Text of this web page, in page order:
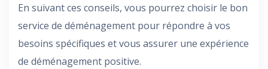
En suivant ces conseils, vous pourrez choisir le bon
service de déménagement pour répondre à vos
besoins spécifiques et vous assurer une expérience
de déménagement positive.